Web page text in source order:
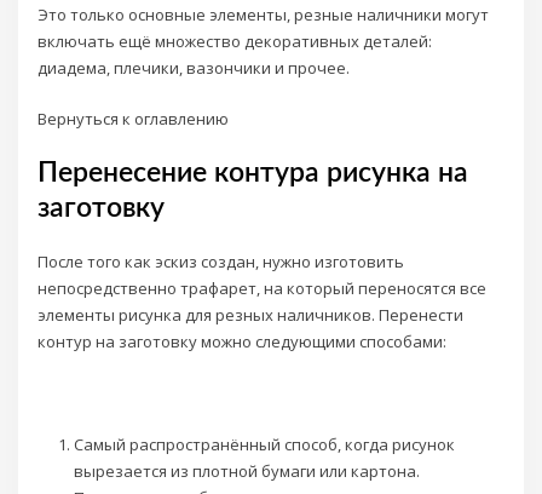
Это только основные элементы, резные наличники могут
включать ещё множество декоративных деталей:
диадема, плечики, вазончики и прочее.
Вернуться к оглавлению
Перенесение контура рисунка на
заготовку
После того как эскиз создан, нужно изготовить
непосредственно трафарет, на который переносятся все
элементы рисунка для резных наличников. Перенести
контур на заготовку можно следующими способами:
Самый распространённый способ, когда рисунок
вырезается из плотной бумаги или картона.